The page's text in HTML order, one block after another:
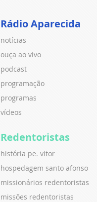
Rádio Aparecida
notícias
ouça ao vivo
podcast
programação
programas
vídeos
Redentoristas
história pe. vitor
hospedagem santo afonso
missionários redentoristas
missões redentoristas